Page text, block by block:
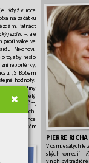
Když v roce
na začátku
Patnáct
jezdec –, ale
proti válce ve
Nixonovi.
o to, aby nešlo
reportérky,
„S Bobem
ejné hodnoty.
hodiny
ale také skvělý
partnerům,
pamětech.
romance
na benátském
PIERRE
V osmdesátých
ských komedií –
vnich byl